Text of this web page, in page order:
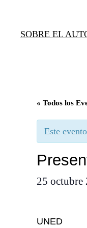
SOBRE EL
« Todos los
Este
25 octubre
UNED